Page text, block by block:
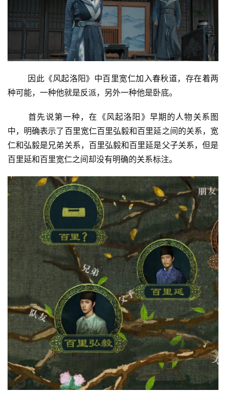
因此《风起洛阳》中百里宽仁加入春秋道，存在着两
种可能，一种他就是反派，另外一种他是卧底。
首先说第一种，在《风起洛阳》早期的人物关系图
中，明确表示了百里宽仁百里弘毅和百里延之间的关系，宽
仁和弘毅是兄弟关系，百里弘毅和百里延是父子关系，但是
百里延和百里宽仁之间却没有明确的关系标注。